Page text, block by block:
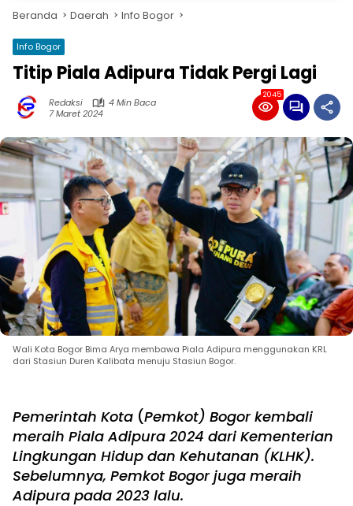
Beranda Daerah Info Bogor
Info Bogor
Titip Piala Adipura Tidak Pergi Lagi
Redaksi
4 Min Baca
7 Maret 2024
2045
Wali Kota Bogor Bima Arya membawa Piala Adipura menggunakan KRL
dari Stasiun Duren Kalibata menuju Stasiun Bogor.
Pemerintah Kota (Pemkot) Bogor kembali
meraih Piala Adipura 2024 dari Kementerian
Lingkungan Hidup dan Kehutanan (KLHK).
Sebelumnya, Pemkot Bogor juga meraih
Adipura pada 2023 lalu.